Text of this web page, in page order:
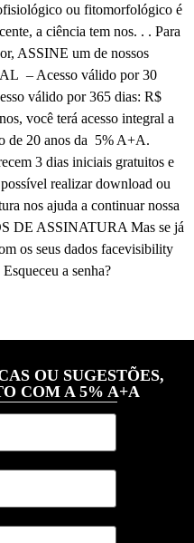
ou fitomorfológico é
a ciência tem nos. . . Para
ASSINE um de nossos
– Acesso válido por 30
válido por 365 dias: R$
você terá acesso integral a
de 20 anos da 5% A+A.
3 dias iniciais gratuitos e
realizar download ou
nos ajuda a continuar nossa
DE ASSINATURA Mas se já
os seus dados facevisibility
a senha?
OU SUGESTÕES,
COM A 5% A+A